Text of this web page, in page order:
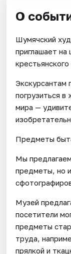
О
Шумячский
приглашает на
Экскурсантам
погрузиться
мира —
Предметы
Мы
предметы, но
Музей
посетители
предметы
труда,
прялкой и